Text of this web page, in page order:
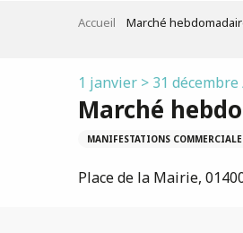
Accueil Marché
1 janvier > 31
Marché
MANIFESTATIONS
Place de la Mairie,